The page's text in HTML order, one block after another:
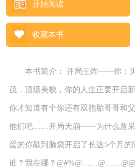
开始阅读
收藏本书
本书简介： 开局王炸——你：
茂，顶级美貌，你的人生正要开
你才知道有个你还有双胞胎哥哥和
他们吧……开局天崩——为什么意呆
蛋的你敲到脑袋开启了长达5个月
谁？我在哪？